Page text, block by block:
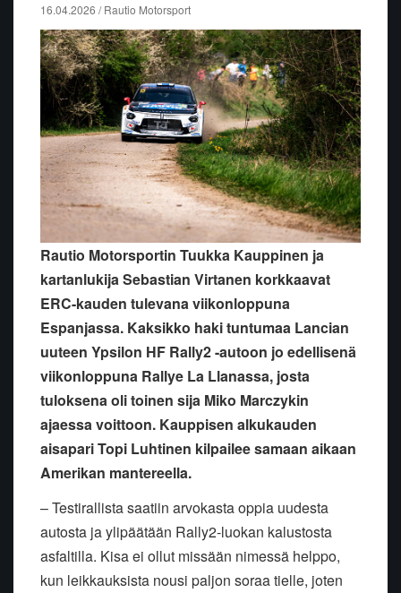
16.04.2026 / Rautio Motorsport
Rautio Motorsportin Tuukka Kauppinen ja
kartanlukija Sebastian Virtanen korkkaavat
ERC-kauden tulevana viikonloppuna
Espanjassa. Kaksikko haki tuntumaa Lancian
uuteen Ypsilon HF Rally2 -autoon jo edellisenä
viikonloppuna Rallye La Llanassa, josta
tuloksena oli toinen sija Miko Marczykin
ajaessa voittoon. Kauppisen alkukauden
aisapari Topi Luhtinen kilpailee samaan aikaan
Amerikan mantereella.
– Testirallista saatiin arvokasta oppia uudesta
autosta ja ylipäätään Rally2-luokan kalustosta
asfaltilla. Kisa ei ollut missään nimessä helppo,
kun leikkauksista nousi paljon soraa tielle, joten